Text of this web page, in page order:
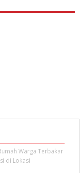
Warga Terbakar
di Lokasi